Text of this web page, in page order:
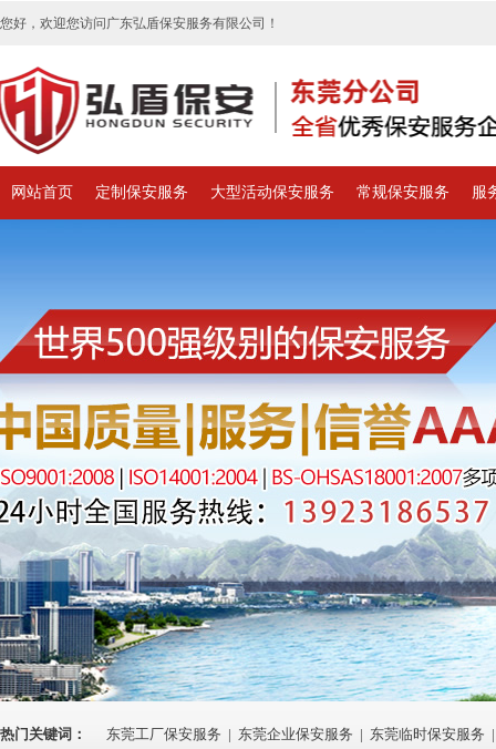
您好，欢迎您访问广东弘盾保安服务有限公司！
网站首页 定制保安服务 大型活动保安服务 常规保安服务 服
热门关键词： 东莞工厂保安服务 | 东莞企业保安服务 | 东莞临时保安服务 |